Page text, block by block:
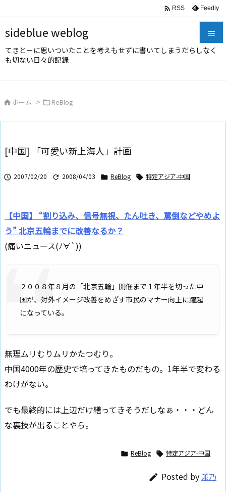
sideblue weblog
てきとーに思いついたことを考えもせずに書いてしまうだらしなく
も切ない日々的記録



 RSS Feedly
 ホーム > ReBlog
[中国] 「可愛い新上海人」計画
 2007/02/20  2008/04/03  ReBlog  特定アジア-中国
【中国】 “割り込み、信号無視、たん吐き、罵倒などやめよ
う” 北京五輪までに改善なるか？
(痛いニュース(ﾉ∀`))
２００８年８月の「北京五輪」開催まで１年半を切った中
国が、対外イメージ改善をめざす市民のマナー向上に躍起
になっている。
無理ムリむりムリかたつむり。
中国4000年の歴史で培ってきたものだもの。1年半で変わる
わけがない。
でも最終的には上辺だけ繕ってきそうだしなぁ・・・どん
な裏技が出ることやら。
 ReBlog  特定アジア-中国
 Posted by兼乃